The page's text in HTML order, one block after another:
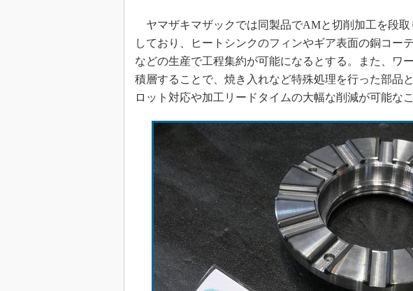
ヤマザキマザックでは同製品でAMと切削加工を段取
しており、ヒートシンクのフィンやギア表面の銅コー
などの生産で工程集約が可能になるとする。また、ワ
積層することで、焼き入れなど特殊処理を行った部品
ロット対応や加工リードタイムの大幅な削減が可能な